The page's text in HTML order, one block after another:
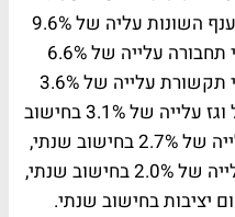
בפברואר - אפריל 2024. מזה, בענף השונות עליה של 9.6%
בחישוב שנתי, בענף ציוד ושרותי תחבורה עלייה של 6.6%
בחישוב שנתי, בענף ציוד ושרותי תקשורת עלייה של 3.6%
בחישוב שנתי, בענף דלק, חשמל וגז עלייה של 3.1% בחישוב
שנתי, בענף מחשבים ותוכנה עלייה של 2.7% בחישוב שנתי,
בענף שירותי רפואה ותרופות עלייה של 2.0% בחישוב שנתי,
יציבות בחישוב שנתי.